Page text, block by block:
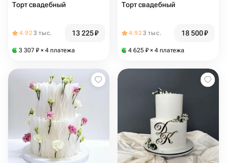
Торт свадебный
4.923 тыс. 13 225₽
3 307 ₽ × 4 платежа
Торт свадебный
4.923 тыс. 18 500₽
4 625 ₽ × 4 платежа